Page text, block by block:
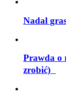
Nadal
Prawda o
zrobić)